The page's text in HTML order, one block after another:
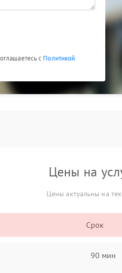
и надежность.
с Политикой
Цены на
Цены актуальны на
Срок
90 мин